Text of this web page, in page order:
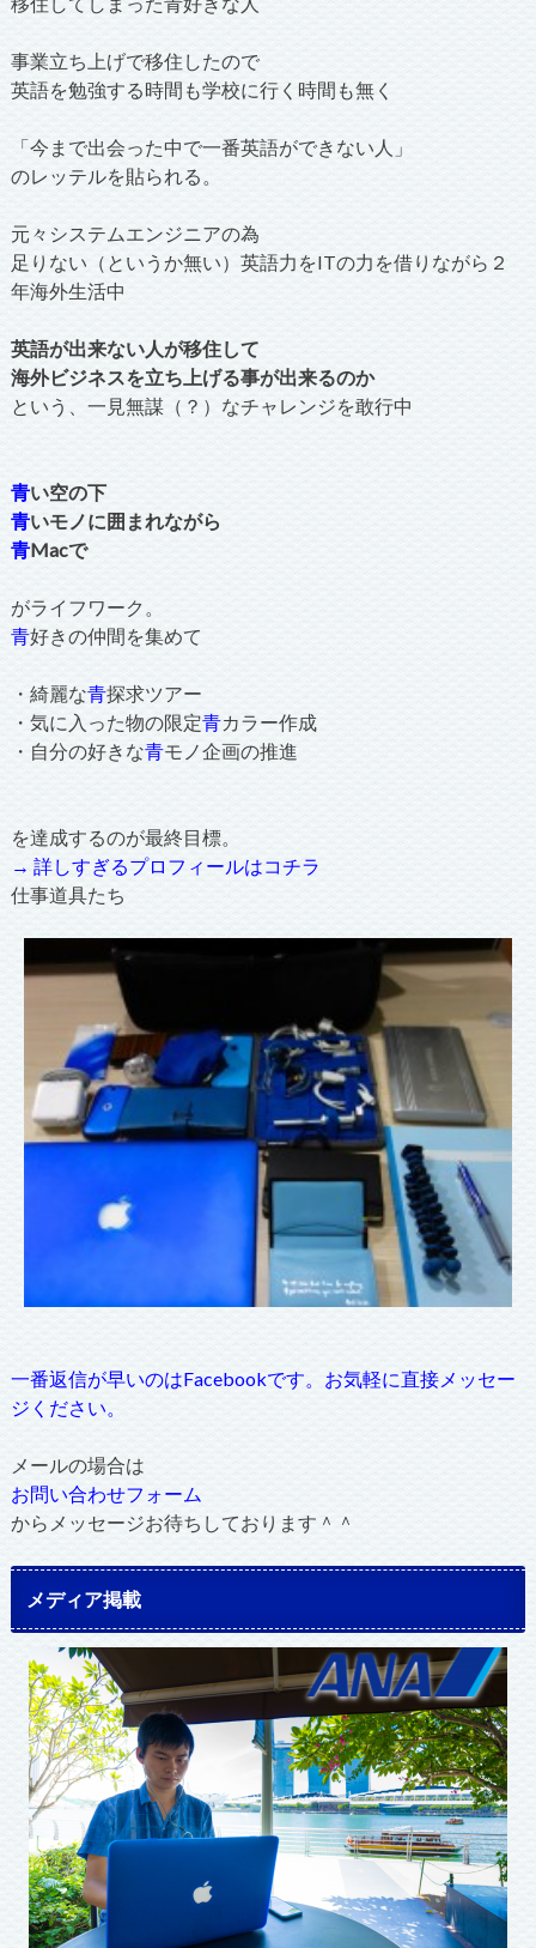
事業立ち上げで移住したので
英語を勉強する時間も学校に行く時間も無く
「今まで出会った中で一番英語ができない人」
のレッテルを貼られる。
元々システムエンジニアの為
足りない（というか無い）英語力をITの力を借りながら２
年海外生活中
英語が出来ない人が移住して
海外ビジネスを立ち上げる事が出来るのか
という、一見無謀（？）なチャレンジを敢行中
青い空の下
青いモノに囲まれながら
青Macで
がライフワーク。
青好きの仲間を集めて
・綺麗な青探求ツアー
・気に入った物の限定青カラー作成
・自分の好きな青モノ企画の推進
を達成するのが最終目標。
→ 詳しすぎるプロフィールはコチラ
仕事道具たち
一番返信が早いのはFacebookです。お気軽に直接メッセー
ジください。
メールの場合は
お問い合わせフォーム
からメッセージお待ちしております＾＾
メディア掲載